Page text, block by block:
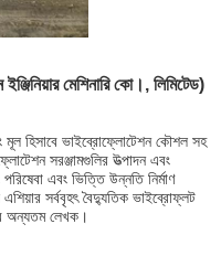
মেশিনারি কো।, লিমিটেড)
মূল হিসাবে ভাইব্রোফ্লোটেশন কৌশল সহ
সরঞ্জামগুলির উত্পাদন এবং
এবং ভিত্তি উন্নতি নির্মাণ
সর্ববৃহৎ বৈদ্যুতিক ভাইব্রোফ্লট
অন্যতম লেখক।